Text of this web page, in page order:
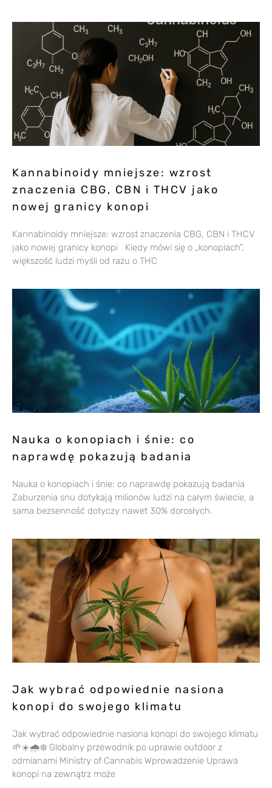
Kannabinoidy mniejsze: wzrost
znaczenia CBG, CBN i THCV jako
nowej granicy konopi
Kannabinoidy mniejsze: wzrost znaczenia CBG, CBN i THCV
jako nowej granicy konopi Kiedy mówi się o „konopiach”,
większość ludzi myśli od razu o THC
Nauka o konopiach i śnie: co
naprawdę pokazują badania
Nauka o konopiach i śnie: co naprawdę pokazują badania
Zaburzenia snu dotykają milionów ludzi na całym świecie, a
sama bezsenność dotyczy nawet 30% dorosłych.
Jak wybrać odpowiednie nasiona
konopi do swojego klimatu
Jak wybrać odpowiednie nasiona konopi do swojego klimatu
🌱☀️🌧️❄️ Globalny przewodnik po uprawie outdoor z
odmianami Ministry of Cannabis Wprowadzenie Uprawa
konopi na zewnątrz może